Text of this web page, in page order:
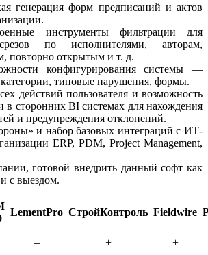
генерация форм предписаний и актов
инструменты фильтрации для
по исполнителями, авторам,
повторно открытым и т. д.
конфигурирования системы —
типовые нарушения, формы.
действий пользователя и возможность
в сторонних BI системах для нахождения
и предупреждения отклонений.
и набор базовых интеграций с ИТ-
ERP, PDM, Project Management,
готовой внедрить данный софт как
с выездом.
LementPro СтройКонтроль Fieldwire
– + +